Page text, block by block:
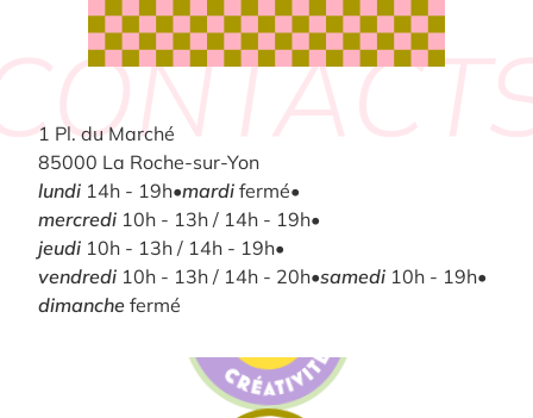
1 Pl. du Marché
85000 La Roche-sur-Yon
lundi 14h - 19h•mardi fermé•
mercredi 10h - 13h / 14h - 19h•
jeudi 10h - 13h / 14h - 19h•
vendredi 10h - 13h / 14h - 20h•samedi 10h - 19h•
dimanche fermé